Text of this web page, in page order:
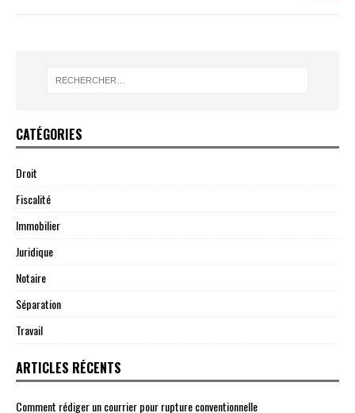
CATÉGORIES
Droit
Fiscalité
Immobilier
Juridique
Notaire
Séparation
Travail
ARTICLES RÉCENTS
Comment rédiger un courrier pour rupture conventionnelle